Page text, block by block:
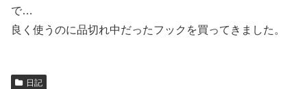
で…
良く使うのに品切れ中だったフックを買ってきました。
日記